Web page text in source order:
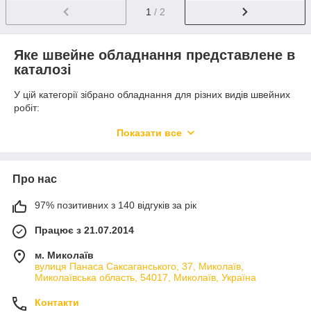
1 / 2
Яке швейне обладнання представлене в
каталозі
У цій категорії зібрано обладнання для різних видів швейних
робіт:
розпошивальні машини;
мішкозашивальні машини;
серводвигуни й електроприводи;
мастила для швейного обладнання;
запчастини та комплектуючі;
Показати все
Про нас
97% позитивних з 140 відгуків за рік
Працює з 21.07.2014
м. Миколаїв
вулиця Панаса Саксаганського, 37, Миколаїв,
Миколаївська область, 54017, Миколаїв, Україна
Контакти